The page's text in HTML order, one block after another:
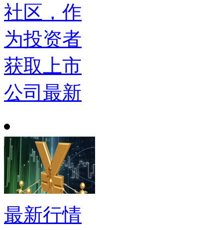
社区，作
为投资者
获取上市
公司最新
最新行情